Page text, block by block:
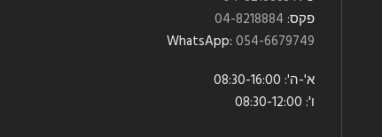
פקס: 04-8218884
054-6679749
:WhatsApp
א'-ה': 08:30-16:00
ו': 08:30-12:00